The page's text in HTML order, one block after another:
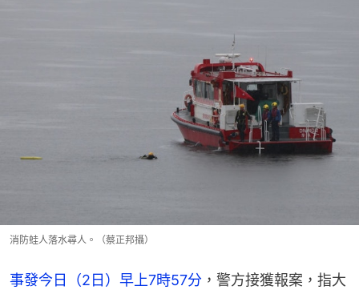
消防蛙人落水尋人。（蔡正邦攝）
事發今日（2日）早上7時57分 ，警方接獲報案，指大